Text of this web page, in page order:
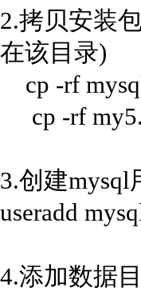
2.拷贝安装
在该目录)
cp -rf
cp -rf
3.创建mysql
useradd
4.添加数据